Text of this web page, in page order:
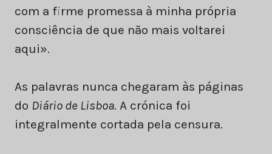
com a firme promessa à minha própria
consciência de que não mais voltarei
aqui».
As palavras nunca chegaram às páginas
do Diário de Lisboa. A crónica foi
integralmente cortada pela censura.